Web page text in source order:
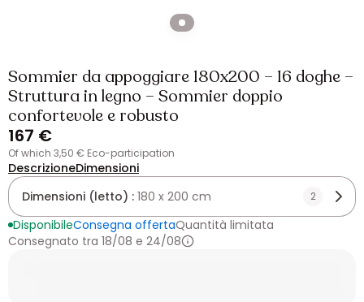
Sommier da appoggiare 180x200 – 16 doghe –
Struttura in legno – Sommier doppio
confortevole e robusto
167 €
of which 3,50 € Eco-participation
DescrizioneDimensioni
Dimensioni (letto) : 180 x 200 cm 2
DisponibileConsegna offertaQuantità limitata
Consegnato tra 18/08 e 24/08